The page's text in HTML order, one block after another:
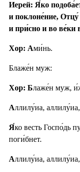
Иерей: Я́ко
и поклоне́ние,
и при́сно и во ве́ки
Хор: Ами́нь.
Блаже́н муж:
Хор: Блаже́н муж,
Аллилу́иа,
Я́ко весть Госпо́дь
поги́бнет.
Аллилу́иа,